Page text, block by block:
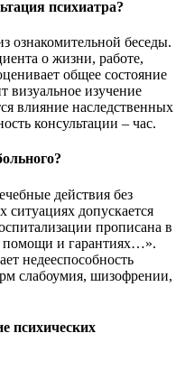
психиатра?
ознакомительной беседы.
о жизни, работе,
общее состояние
визуальное изучение
влияние наследственных
консультации – час.
действия без
ситуациях допускается
прописана в
помощи и гарантиях…».
недееспособность
слабоумия, шизофрении,
психических